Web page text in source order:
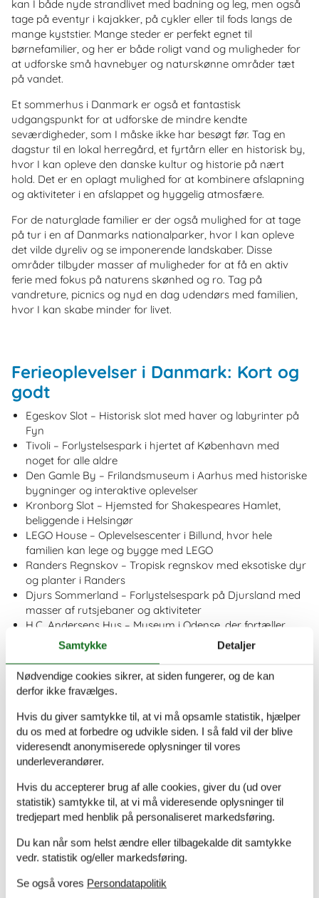
kan I både nyde strandlivet med badning og leg, men også
tage på eventyr i kajakker, på cykler eller til fods langs de
mange kyststier. Mange steder er perfekt egnet til
børnefamilier, og her er både roligt vand og muligheder for
at udforske små havnebyer og naturskønne områder tæt
på vandet.
Et sommerhus i Danmark er også et fantastisk
udgangspunkt for at udforske de mindre kendte
seværdigheder, som I måske ikke har besøgt før. Tag en
dagstur til en lokal herregård, et fyrtårn eller en historisk by,
hvor I kan opleve den danske kultur og historie på nært
hold. Det er en oplagt mulighed for at kombinere afslapning
og aktiviteter i en afslappet og hyggelig atmosfære.
For de naturglade familier er der også mulighed for at tage
på tur i en af Danmarks nationalparker, hvor I kan opleve
det vilde dyreliv og se imponerende landskaber. Disse
områder tilbyder masser af muligheder for at få en aktiv
ferie med fokus på naturens skønhed og ro. Tag på
vandreture, picnics og nyd en dag udendørs med familien,
hvor I kan skabe minder for livet.
Ferieoplevelser i Danmark: Kort og
godt
Egeskov Slot – Historisk slot med haver og labyrinter på
Fyn
Tivoli – Forlystelsespark i hjertet af København med
noget for alle aldre
Den Gamle By – Frilandsmuseum i Aarhus med historiske
bygninger og interaktive oplevelser
Kronborg Slot – Hjemsted for Shakespeares Hamlet,
beliggende i Helsingør
LEGO House – Oplevelsescenter i Billund, hvor hele
familien kan lege og bygge med LEGO
Randers Regnskov – Tropisk regnskov med eksotiske dyr
og planter i Randers
Djurs Sommerland – Forlystelsespark på Djursland med
masser af rutsjebaner og aktiviteter
H.C. Andersens Hus – Museum i Odense, der fortæller
historien om Danmarks største eventyrforfatter
Møns Klint – Naturskønt område med stejle klinter og
vandrestier på Møn
Knuthenborg Safaripark – Danmarks største safaripark
på Lolland, hvor I kan opleve vilde dyr på tæt hold
Book dit sommerhus i Danmark nu
Book dit sommerhus i Danmark nu og få en
fantastisk ferie med både oplevelser og
afslapning.
Vælg mellem 40.459 sommerhuse
Samtykke Detaljer
Nødvendige cookies sikrer, at siden fungerer, og de kan
derfor ikke fravælges.
Hvis du giver samtykke til, at vi må opsamle statistik, hjælper
du os med at forbedre og udvikle siden. I så fald vil der blive
videresendt anonymiserede oplysninger til vores
underleverandører.
Hvis du accepterer brug af alle cookies, giver du (ud over
statistik) samtykke til, at vi må videresende oplysninger til
tredjepart med henblik på personaliseret markedsføring.
Du kan når som helst ændre eller tilbagekalde dit samtykke
vedr. statistik og/eller markedsføring.
Se også vores Persondatapolitik